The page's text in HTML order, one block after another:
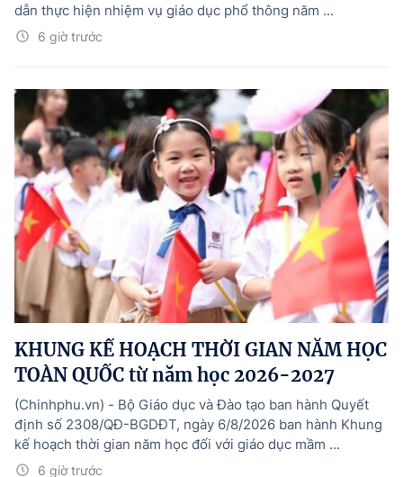
6 giờ trước
dẫn thực hiện nhiệm vụ giáo dục phổ thông năm ...
KHUNG KẾ HOẠCH THỜI GIAN NĂM HỌC
TOÀN QUỐC từ năm học 2026-2027
6 giờ trước
(Chinhphu.vn) - Bộ Giáo dục và Đào tạo ban hành Quyết
định số 2308/QÐ-BGDĐT, ngày 6/8/2026 ban hành Khung
kế hoạch thời gian năm học đối với giáo dục mầm ...